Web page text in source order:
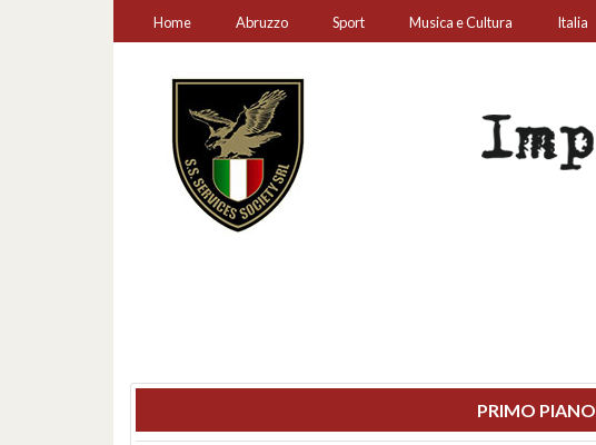
Home Abruzzo Sport Musica e Cultura Italia
PRIMO PIANO